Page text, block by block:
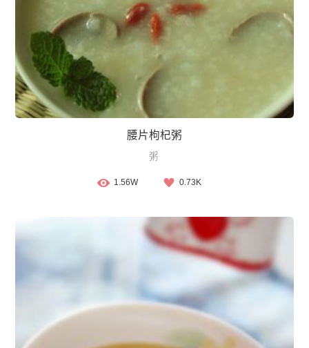
腰片枸杞粥
粥
1.56W 0.73K